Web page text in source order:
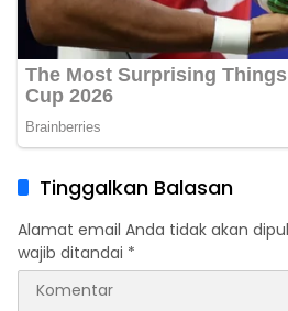
Tinggalkan Balasan
Alamat email Anda tidak akan
wajib ditandai *